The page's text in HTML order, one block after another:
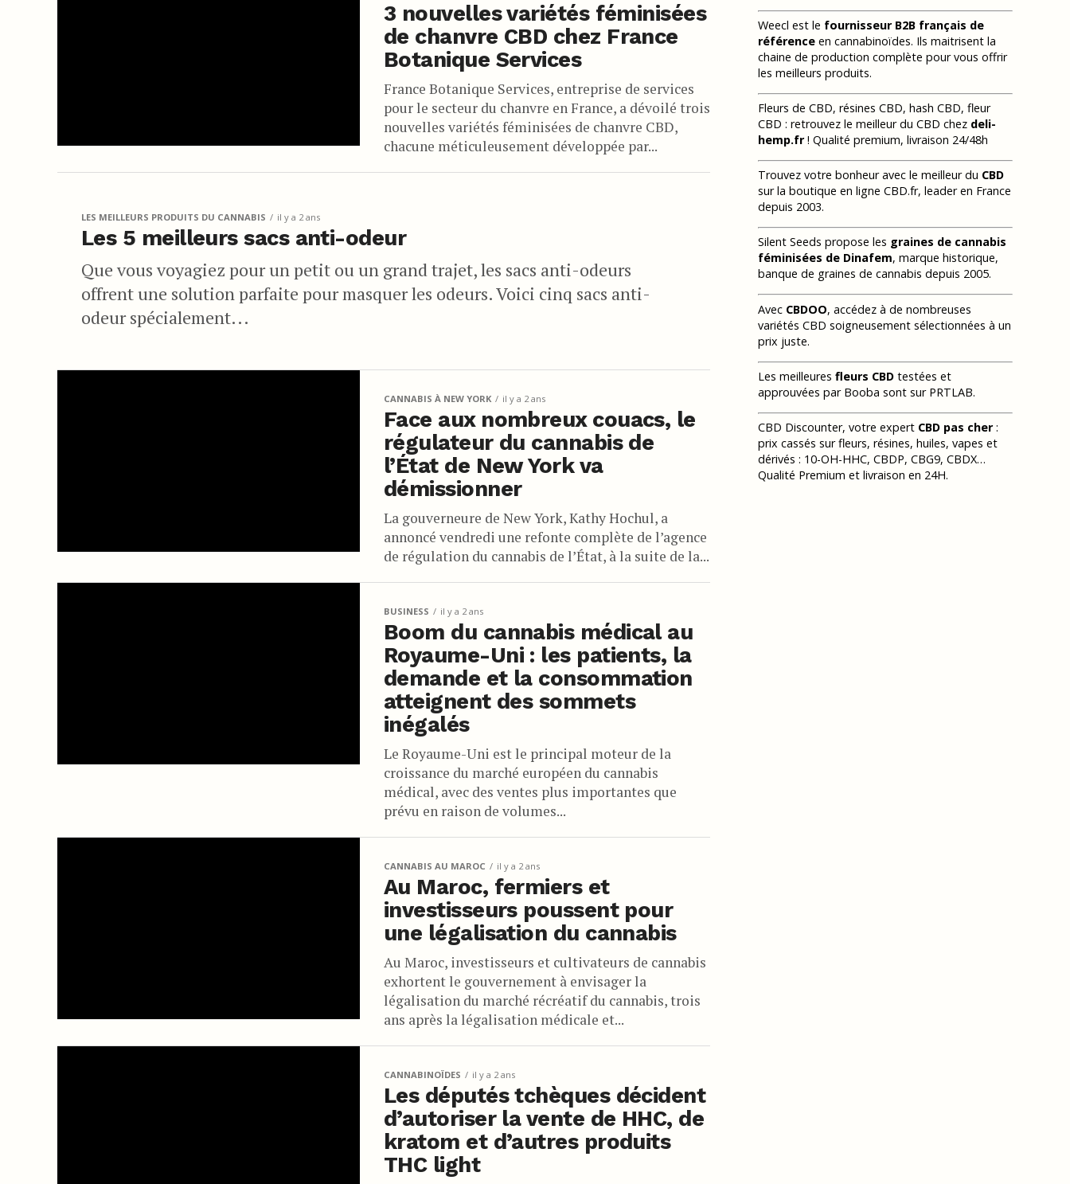
3 nouvelles variétés féminisées
de chanvre CBD chez France
Botanique Services
France Botanique Services, entreprise de services
pour le secteur du chanvre en France, a dévoilé trois
nouvelles variétés féminisées de chanvre CBD,
chacune méticuleusement développée par...
LES MEILLEURS PRODUITS DU CANNABIS il y a 2 ans
Les 5 meilleurs sacs anti-odeur
Que vous voyagiez pour un petit ou un grand trajet, les sacs anti-odeurs
offrent une solution parfaite pour masquer les odeurs. Voici cinq sacs anti-
odeur spécialement...
CANNABIS À NEW YORK il y a 2 ans
Face aux nombreux couacs, le
régulateur du cannabis de
l’État de New York va
démissionner
La gouverneure de New York, Kathy Hochul, a
annoncé vendredi une refonte complète de l’agence
de régulation du cannabis de l’État, à la suite de la...
BUSINESS il y a 2 ans
Boom du cannabis médical au
Royaume-Uni : les patients, la
demande et la consommation
atteignent des sommets
inégalés
Le Royaume-Uni est le principal moteur de la
croissance du marché européen du cannabis
médical, avec des ventes plus importantes que
prévu en raison de volumes...
CANNABIS AU MAROC il y a 2 ans
Au Maroc, fermiers et
investisseurs poussent pour
une légalisation du cannabis
Au Maroc, investisseurs et cultivateurs de cannabis
exhortent le gouvernement à envisager la
légalisation du marché récréatif du cannabis, trois
ans après la légalisation médicale et...
CANNABINOÏDES il y a 2 ans
Les députés tchèques décident
d’autoriser la vente de HHC, de
kratom et d’autres produits
THC light
Weecl est le fournisseur B2B français de
référence en cannabinoïdes. Ils maitrisent la
chaine de production complète pour vous offrir
les meilleurs produits.
Fleurs de CBD, résines CBD, hash CBD, fleur
CBD : retrouvez le meilleur du CBD chez deli-
hemp.fr! Qualité premium, livraison 24/48h
Trouvez votre bonheur avec le meilleur du CBD
sur la boutique en ligne CBD.fr, leader en France
depuis 2003.
Silent Seeds propose les graines de cannabis
féminisées de Dinafem, marque historique,
banque de graines de cannabis depuis 2005.
Avec CBDOO, accédez à de nombreuses
variétés CBD soigneusement sélectionnées à un
prix juste.
Les meilleures fleurs CBD testées et
approuvées par Booba sont sur PRTLAB.
CBD Discounter, votre expert CBD pas cher:
prix cassés sur fleurs, résines, huiles, vapes et
dérivés : 10-OH-HHC, CBDP, CBG9, CBDX…
Qualité Premium et livraison en 24H.